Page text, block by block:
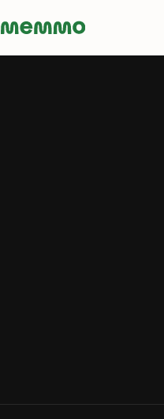
Memmo - AI-verktyg och digital